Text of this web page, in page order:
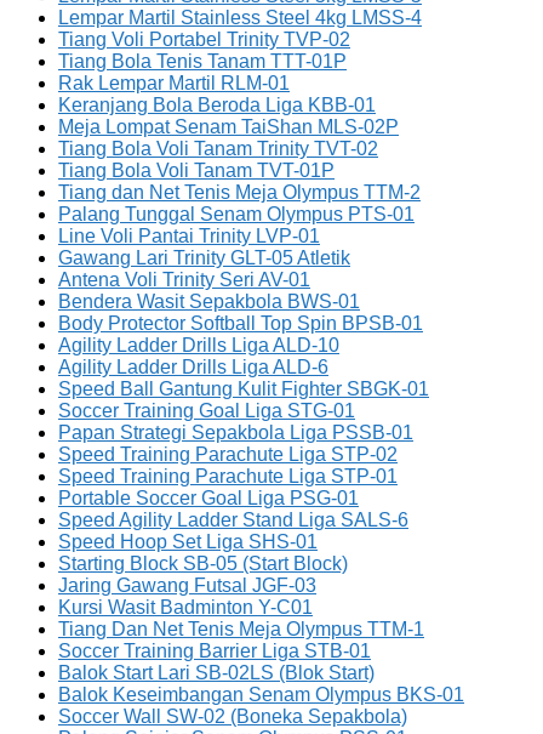
Lempar Martil Stainless Steel 4kg LMSS-4
Tiang Voli Portabel Trinity TVP-02
Tiang Bola Tenis Tanam TTT-01P
Rak Lempar Martil RLM-01
Keranjang Bola Beroda Liga KBB-01
Meja Lompat Senam TaiShan MLS-02P
Tiang Bola Voli Tanam Trinity TVT-02
Tiang Bola Voli Tanam TVT-01P
Tiang dan Net Tenis Meja Olympus TTM-2
Palang Tunggal Senam Olympus PTS-01
Line Voli Pantai Trinity LVP-01
Gawang Lari Trinity GLT-05 Atletik
Antena Voli Trinity Seri AV-01
Bendera Wasit Sepakbola BWS-01
Body Protector Softball Top Spin BPSB-01
Agility Ladder Drills Liga ALD-10
Agility Ladder Drills Liga ALD-6
Speed Ball Gantung Kulit Fighter SBGK-01
Soccer Training Goal Liga STG-01
Papan Strategi Sepakbola Liga PSSB-01
Speed Training Parachute Liga STP-02
Speed Training Parachute Liga STP-01
Portable Soccer Goal Liga PSG-01
Speed Agility Ladder Stand Liga SALS-6
Speed Hoop Set Liga SHS-01
Starting Block SB-05 (Start Block)
Jaring Gawang Futsal JGF-03
Kursi Wasit Badminton Y-C01
Tiang Dan Net Tenis Meja Olympus TTM-1
Soccer Training Barrier Liga STB-01
Balok Start Lari SB-02LS (Blok Start)
Balok Keseimbangan Senam Olympus BKS-01
Soccer Wall SW-02 (Boneka Sepakbola)